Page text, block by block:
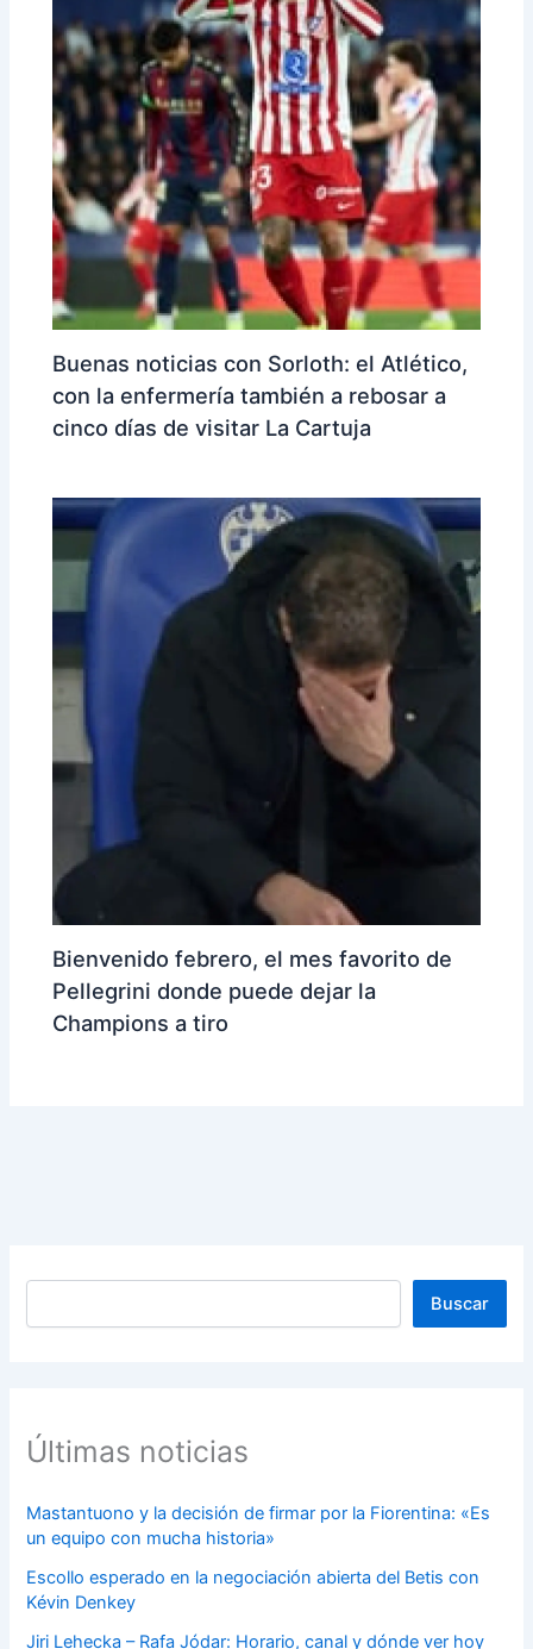
Buenas noticias con Sorloth: el Atlético,
con la enfermería también a rebosar a
cinco días de visitar La Cartuja
Bienvenido febrero, el mes favorito de
Pellegrini donde puede dejar la
Champions a tiro
Buscar
Buscar
Últimas noticias
Mastantuono y la decisión de firmar por la Fiorentina: «Es
un equipo con mucha historia»
Escollo esperado en la negociación abierta del Betis con
Kévin Denkey
Jiri Lehecka – Rafa Jódar: Horario, canal y dónde ver hoy